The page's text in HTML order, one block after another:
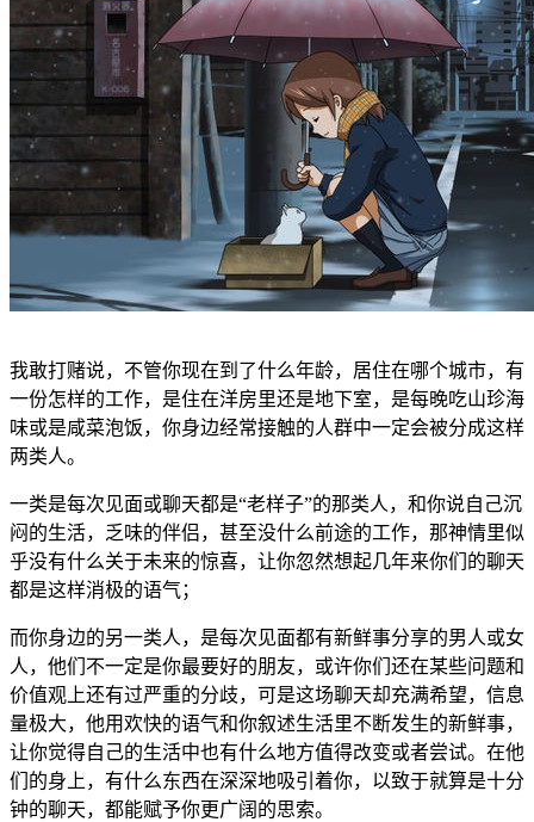
我敢打赌说，不管你现在到了什么年龄，居住在哪个城市，有
一份怎样的工作，是住在洋房里还是地下室，是每晚吃山珍海
味或是咸菜泡饭，你身边经常接触的人群中一定会被分成这样
两类人。
一类是每次见面或聊天都是“老样子”的那类人，和你说自己沉
闷的生活，乏味的伴侣，甚至没什么前途的工作，那神情里似
乎没有什么关于未来的惊喜，让你忽然想起几年来你们的聊天
都是这样消极的语气；
而你身边的另一类人，是每次见面都有新鲜事分享的男人或女
人，他们不一定是你最要好的朋友，或许你们还在某些问题和
价值观上还有过严重的分歧，可是这场聊天却充满希望，信息
量极大，他用欢快的语气和你叙述生活里不断发生的新鲜事，
让你觉得自己的生活中也有什么地方值得改变或者尝试。在他
们的身上，有什么东西在深深地吸引着你，以致于就算是十分
钟的聊天，都能赋予你更广阔的思索。